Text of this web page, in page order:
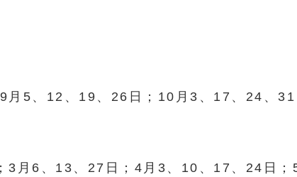
5、12、19、26日；10月3、17、24、31
月6、13、27日；4月3、10、17、24日；